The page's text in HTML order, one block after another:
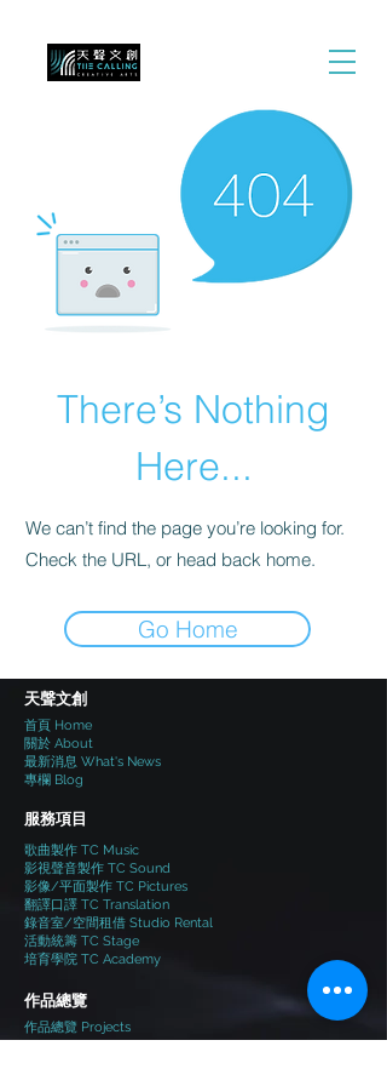
There’s Nothing
Here...
We can’t find the page you’re looking for.
Check the URL, or head back home.
Go Home
​天聲文創
首頁 Home
​關於 About
最新消息 What's News
專欄 Blog
服務項目
歌曲製作 TC Music
影視聲音製作 TC Sound
影像/平面製作 TC Pictures
翻譯口譯 TC Translation
錄音室/空間租借 Studio Rental
活動統籌 TC Stage
培育學院 TC Academy
作品總覽
作品總覽 Projects